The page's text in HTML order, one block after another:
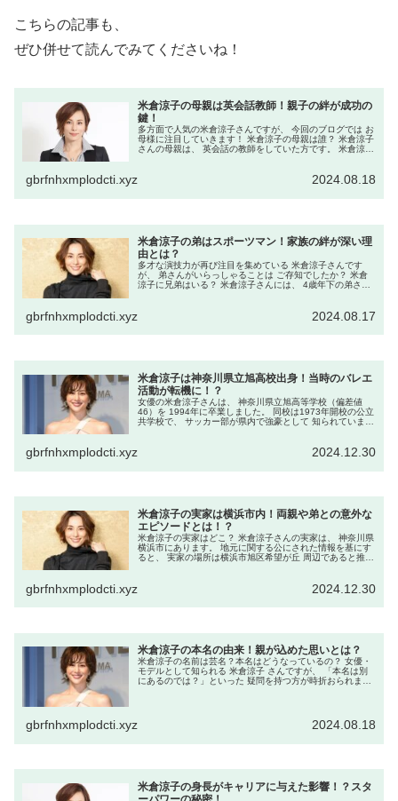
こちらの記事も、
ぜひ併せて読んでみてくださいね！
米倉涼子の母親は英会話教師！親子の絆が成功の
鍵！
多方面で人気の米倉涼子さんですが、 今回のブログでは お
母様に注目していきます！ 米倉涼子の母親は誰？ 米倉涼子
さんの母親は、 英会話の教師をしていた方です。 米倉涼子
gbrfnhxmplodcti.xyz 2024.08.18
米倉涼子の弟はスポーツマン！家族の絆が深い理
由とは？
多才な演技力が再び注目を集めている 米倉涼子さんです
が、 弟さんがいらっしゃることは ご存知でしたか？ 米倉
涼子に兄弟はいる？ 米倉涼子さんには、 4歳年下の弟さん
gbrfnhxmplodcti.xyz 2024.08.17
米倉涼子は神奈川県立旭高校出身！当時のバレエ
活動が転機に！？
女優の米倉涼子さんは、 神奈川県立旭高等学校（偏差値
46）を 1994年に卒業しました。 同校は1973年開校の公立
共学校で、 サッカー部が県内で強豪として 知られていま
gbrfnhxmplodcti.xyz 2024.12.30
米倉涼子の実家は横浜市内！両親や弟との意外な
エピソードとは！？
米倉涼子の実家はどこ？ 米倉涼子さんの実家は、 神奈川県
横浜市にあります。 地元に関する公にされた情報を基にす
ると、 実家の場所は横浜市旭区希望が丘 周辺であると推測
gbrfnhxmplodcti.xyz 2024.12.30
米倉涼子の本名の由来！親が込めた思いとは？
米倉涼子の名前は芸名？本名はどうなっているの？ 女優・
モデルとして知られる 米倉涼子 さんですが、 「本名は別
にあるのでは？」といった 疑問を持つ方が時折おられま
gbrfnhxmplodcti.xyz 2024.08.18
米倉涼子の身長がキャリアに与えた影響！？スタ